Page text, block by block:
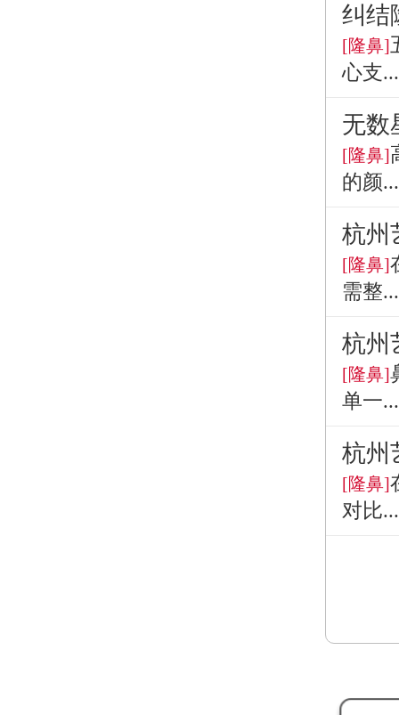
纠结
[隆鼻]
心支...
无数
[隆鼻]
的颜...
杭州
[隆鼻]
需整...
杭州
[隆鼻]
单一...
杭州
[隆鼻]
对比...